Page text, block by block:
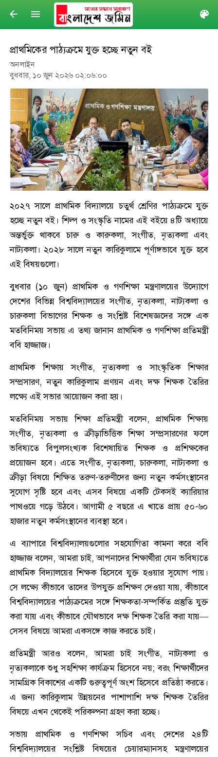
arrow_back menu
প্রাথমিকের পাঠ্যক্রমে যুক্ত হচ্ছে নতুন বই
অনলাইন
বুধবার, ১০ জুন ২০২৬ ০২:০৬:০০
২০২৭ সালে প্রাথমিক বিদ্যালয়ে চতুর্থ শ্রেণির পাঠ্যক্রমে যুক্ত
হচ্ছে নতুন বই। শিল্প ও সংস্কৃতি নামের এই বইয়ে ৪টি অধ্যায়ে
অন্তর্ভুক্ত থাকবে চারু ও কারুকলা, সংগীত, নৃত্যকলা এবং
নাট্যকলা। ২০২৮ সালে নতুন কারিকুলামে পূর্ণাঙ্গভাবে যুক্ত হবে
এই বিষয়গুলো।
বুধবার (১০ জুন) প্রাথমিক ও গণশিক্ষা মন্ত্রণালয়ের উদ্যোগে
দেশের বিভিন্ন বিশ্ববিদ্যালয়ের সংগীত, নৃত্যকলা, নাট্যকলা ও
চারুকলা বিভাগের শিক্ষক ও সংশ্লিষ্ট বিশেষজ্ঞদের সঙ্গে এক
মতবিনিময় সভায় এ তথ্য জানান প্রাথমিক ও গণশিক্ষা প্রতিমন্ত্রী
ববি হাজ্জাজ।
প্রাথমিক শিক্ষায় সংগীত, নৃত্যকলা ও সাংস্কৃতিক শিক্ষার
সম্প্রসারণ, নতুন কারিকুলাম প্রণয়ন এবং দক্ষ শিক্ষক তৈরির
লক্ষ্যে এই সভার আয়োজন করা হয়।
মতবিনিময় সভায় শিক্ষা ‎প্রতিমন্ত্রী বলেন, প্রাথমিক শিক্ষায়
সংগীত, নৃত্যকলা ও ক্রীড়াভিত্তিক শিক্ষা সম্প্রসারণের ফলে
ভবিষ্যতে বিপুলসংখ্যক বিশেষায়িত শিক্ষক ও প্রশিক্ষকের
প্রয়োজন হবে। এতে সংগীত, নৃত্যকলা, চারুকলা, নাট্যকলা ও
ক্রীড়া বিষয়ে শিক্ষিত তরুণ-তরুণীদের জন্য নতুন কর্মসংস্থানের
সুযোগ সৃষ্টি হবে এবং এসব বিষয়ে একটি টেকসই ক্যারিয়ার
পাথওয়ে গড়ে উঠবে। আগামী ৫ বছরে এ খাতে প্রায় ৫০-৬০
হাজার নতুন কর্মসংস্থানের ব্যবস্থা হবে।
এ ব্যাপারে ‎‎বিশ্ববিদ্যালয়গুলোর সহযোগিতা কামনা করে ববি
হাজ্জাজ বলেন, আমরা চাই, আপনাদের শিক্ষার্থীরা যেন ভবিষ্যতে
প্রাথমিক বিদ্যালয়ের শিক্ষক হিসেবে যুক্ত হওয়ার সুযোগ পায়।
সে লক্ষ্যে কীভাবে তাদের উপযুক্ত প্রশিক্ষণ দেওয়া যায়, কীভাবে
বিশ্ববিদ্যালয়ের পাঠ্যক্রমের সঙ্গে শিক্ষকতা-সম্পর্কিত প্রস্তুতি যুক্ত
করা যায় এবং কীভাবে যৌথভাবে দক্ষ শিক্ষক তৈরি করা যায়—
সেসব বিষয়ে আমরা একসঙ্গে কাজ করতে চাই।
প্রতিমন্ত্রী আরও বলেন, আমরা চাই সংগীত, নাট্যকলা ও
নৃত্যকলাকে শুধু সহশিক্ষা কার্যক্রম হিসেবে নয়; বরং শিক্ষার্থীদের
সামগ্রিক বিকাশের একটি গুরুত্বপূর্ণ অংশ হিসেবে প্রতিষ্ঠা করতে।
এ জন্য কারিকুলাম উন্নয়নের পাশাপাশি দক্ষ শিক্ষক তৈরির
বিষয়ে এখন থেকেই পরিকল্পনা গ্রহণ করা হচ্ছে।
‎‎সভায় প্রাথমিক ও গণশিক্ষা সচিব এবং দেশের ২৪টি
বিশ্ববিদ্যালয়ের সংশ্লিষ্ট বিষয়ের চেয়ারম্যানসহ মন্ত্রণালয়ের